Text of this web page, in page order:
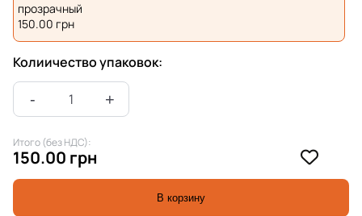
прозрачный
150.00 грн
Колиичество упаковок:
Итого (без НДС):
150.00 грн
В корзину